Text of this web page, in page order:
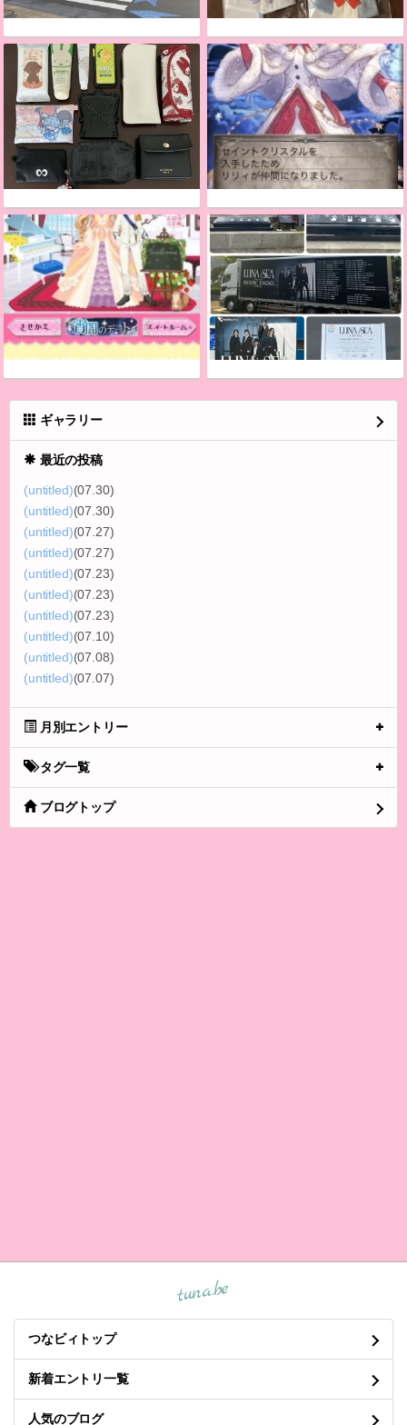
ギャラリー
最近の投稿
(untitled)(07.30)
(untitled)(07.30)
(untitled)(07.27)
(untitled)(07.27)
(untitled)(07.23)
(untitled)(07.23)
(untitled)(07.23)
(untitled)(07.10)
(untitled)(07.08)
(untitled)(07.07)
月別エントリー
タグ一覧
ブログトップ
tuna.be
つなビィトップ
新着エントリ一覧
人気のブログ